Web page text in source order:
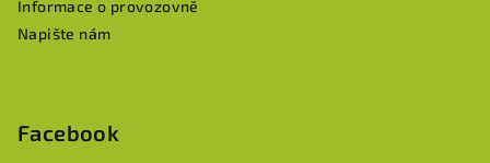
Informace o provozovně
Napište nám
Facebook